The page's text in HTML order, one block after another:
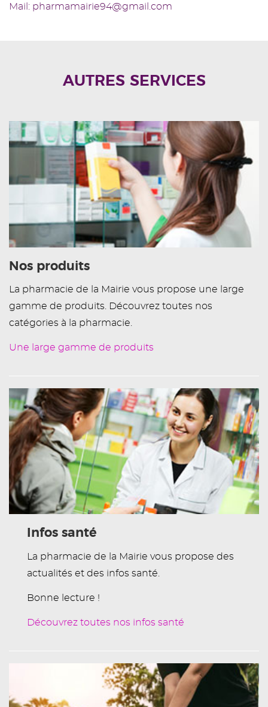
Mail: pharmamairie94@gmail.com
AUTRES SERVICES
Nos produits
La pharmacie de la Mairie vous propose une large
gamme de produits. Découvrez toutes nos
catégories à la pharmacie.
Une large gamme de produits
Infos santé
La pharmacie de la Mairie vous propose des
actualités et des infos santé.
Bonne lecture !
Découvrez toutes nos infos santé